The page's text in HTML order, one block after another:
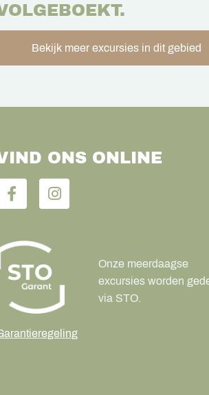
Bekijk meer excursies in dit gebied
ONS ONLINE
Onze meerdaagse
excursies worden
via STO.